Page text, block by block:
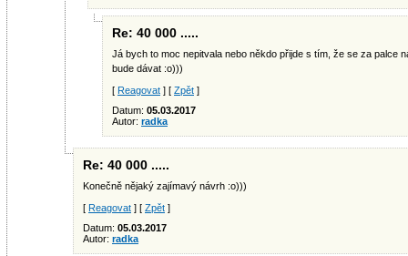
Re: 40 000 .....
Já bych to moc nepitvala nebo někdo přijde s tím, že se za palce
bude dávat :o)))
[ Reagovat ] [ Zpět ]
Datum: 05.03.2017
Autor: radka
Re: 40 000 .....
Konečně nějaký zajímavý návrh :o)))
[ Reagovat ] [ Zpět ]
Datum: 05.03.2017
Autor: radka